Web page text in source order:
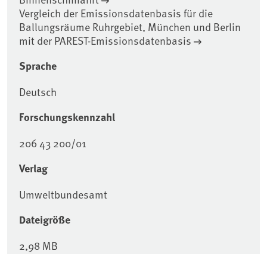
Vergleich der Emissionsdatenbasis für die
Ballungsräume Ruhrgebiet, München und Berlin
mit der PAREST-Emissionsdatenbasis
Sprache
Deutsch
Forschungskennzahl
206 43 200/01
Verlag
Umweltbundesamt
Dateigröße
2,98 MB